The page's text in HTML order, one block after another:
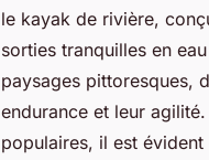
le kayak de rivière,
sorties tranquilles en
paysages pittoresques,
endurance et leur
populaires, il est